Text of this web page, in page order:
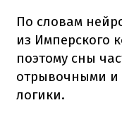
По словам
из Имперского
поэтому сны
отрывочными
логики.